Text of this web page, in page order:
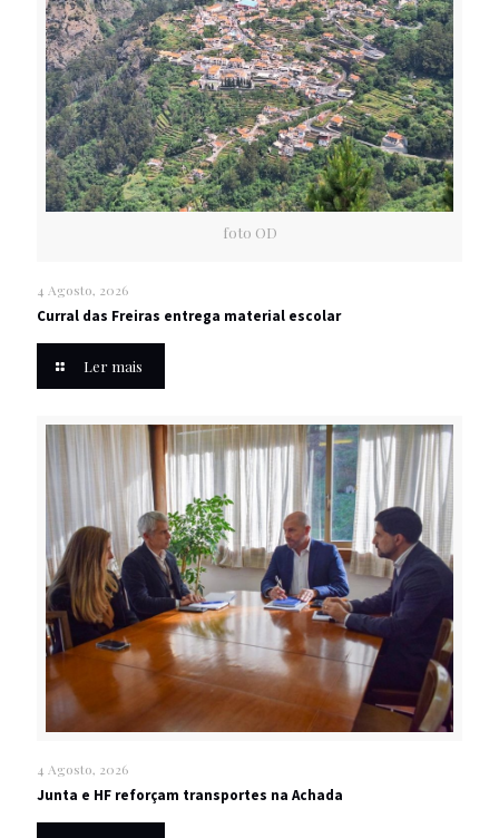
foto OD
4 Agosto, 2026
Curral das Freiras entrega material escolar
Ler mais
4 Agosto, 2026
Junta e HF reforçam transportes na Achada